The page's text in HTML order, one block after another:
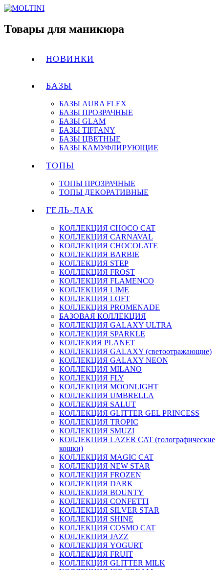
Товары для маникюра
НОВИНКИ
БАЗЫ
БАЗЫ AURA FLEX
БАЗЫ ПРОЗРАЧНЫЕ
БАЗЫ GLAM
БАЗЫ TIFFANY
БАЗЫ ЦВЕТНЫЕ
БАЗЫ КАМУФЛИРУЮЩИЕ
ТОПЫ
ТОПЫ ПРОЗРАЧНЫЕ
ТОПЫ ДЕКОРАТИВНЫЕ
ГЕЛЬ-ЛАК
КОЛЛЕКЦИЯ CHOCO CAT
КОЛЛЕКЦИЯ CARNAVAL
КОЛЛЕКЦИЯ CHOCOLATE
КОЛЛЕКЦИЯ BARBIE
КОЛЛЕКЦИЯ STEP
КОЛЛЕКЦИЯ FROST
КОЛЛЕКЦИЯ FLAMENCO
КОЛЛЕКЦИЯ LIME
КОЛЛЕКЦИЯ LOFT
КОЛЛЕКЦИЯ PROMENADE
БАЗОВАЯ КОЛЛЕКЦИЯ
КОЛЛЕКЦИЯ GALAXY ULTRA
КОЛЛЕКЦИЯ SPARKLE
КОЛЛЕКИЯ PLANET
КОЛЛЕКЦИЯ GALAXY (светоотражающие)
КОЛЛЕКЦИЯ GALAXY NEON
КОЛЛЕКЦИЯ MILANO
КОЛЛЕКЦИЯ FLY
КОЛЛЕКЦИЯ MOONLIGHT
КОЛЛЕКЦИЯ UMBRELLA
КОЛЛЕКЦИЯ SALUT
КОЛЛЕКЦИЯ GLITTER GEL PRINCESS
КОЛЛЕКЦИЯ TROPIC
КОЛЛЕКЦИЯ SMUZI
КОЛЛЕКЦИЯ LAZER CAT (голографические
кошки)
КОЛЛЕКЦИЯ MAGIC CAT
КОЛЛЕКЦИЯ NEW STAR
КОЛЛЕКЦИЯ FROZEN
КОЛЛЕКЦИЯ DARK
КОЛЛЕКЦИЯ BOUNTY
КОЛЛЕКЦИЯ CONFETTI
КОЛЛЕКЦИЯ SILVER STAR
КОЛЛЕКЦИЯ SHINE
КОЛЛЕКЦИЯ COSMO CAT
КОЛЛЕКЦИЯ JAZZ
КОЛЛЕКЦИЯ YOGURT
КОЛЛЕКЦИЯ FRUIT
КОЛЛЕКЦИЯ GLITTER MILK